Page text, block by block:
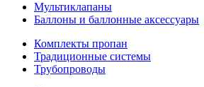
Мультиклапаны
Баллоны и баллонные аксессуары
Комплекты пропан
Традиционные системы
Трубопроводы